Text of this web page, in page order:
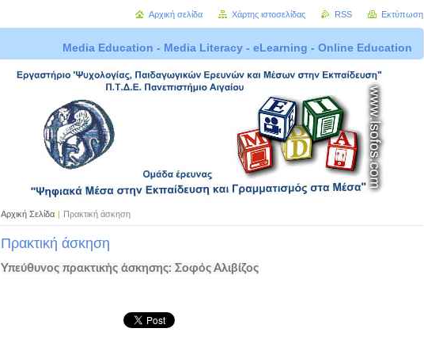
Media Education - Media Literacy - eLearning - Online Education
Αρχική Σελίδα | Πρακτική άσκηση
Πρακτική άσκηση
Υπεύθυνος πρακτικής άσκησης: Σοφός Αλιβίζος
Αρχική σελίδα Χάρτης ιστοσελίδας RSS Εκτύπωση